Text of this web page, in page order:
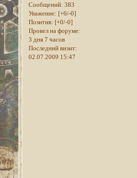
Сообщений: 383
Уважение: [+6/-0]
Позитив: [+0/-0]
Провел на форуме:
3 дня 7 часов
Последний визит:
02.07.2009 15:47